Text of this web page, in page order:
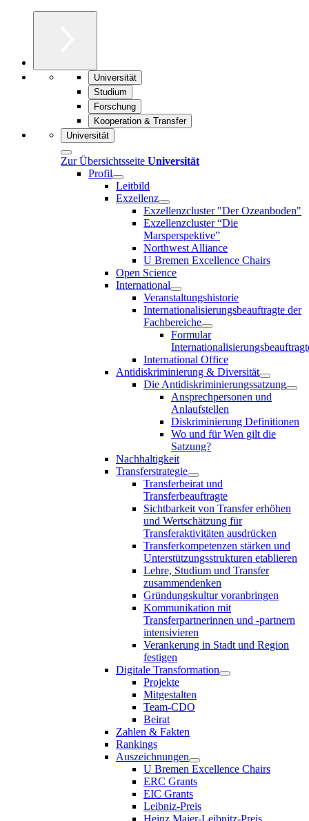
Universität
Studium
Forschung
Kooperation & Transfer
Universität
Zur Übersichtsseite Universität
Profil
Leitbild
Exzellenz
Exzellenzcluster "Der Ozeanboden"
Exzellenzcluster “Die
Marsperspektive”
Northwest Alliance
U Bremen Excellence Chairs
Open Science
International
Veranstaltungshistorie
Internationalisierungsbeauftragte der
Fachbereiche
Formular
International Office
Antidiskriminierung & Diversität
Die Antidiskriminierungssatzung
Ansprechpersonen und
Anlaufstellen
Diskriminierung Definitionen
Wo und für Wen gilt die
Satzung?
Nachhaltigkeit
Transferstrategie
Transferbeirat und
Transferbeauftragte
Sichtbarkeit von Transfer erhöhen
und Wertschätzung für
Transferaktivitäten ausdrücken
Transferkompetenzen stärken und
Unterstützungsstrukturen etablieren
Lehre, Studium und Transfer
zusammendenken
Gründungskultur voranbringen
Kommunikation mit
Transferpartnerinnen und -partnern
intensivieren
Verankerung in Stadt und Region
festigen
Digitale Transformation
Projekte
Mitgestalten
Team-CDO
Beirat
Zahlen & Fakten
Rankings
Auszeichnungen
U Bremen Excellence Chairs
ERC Grants
EIC Grants
Leibniz-Preis
Heinz Maier-Leibnitz-Preis